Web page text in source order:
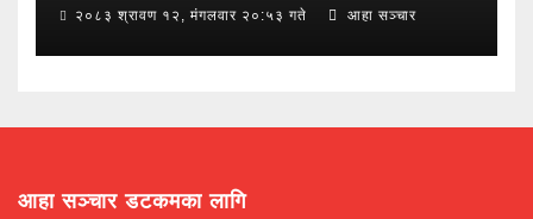
२०८३ श्रावण १२, मंगलवार २०:५३ गते आहा सञ्चार
आहा सञ्चार डटकमका लागि